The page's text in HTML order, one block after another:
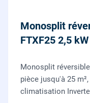
Monosplit
FTXF25 2,5 kW
Monosplit
pièce jusqu'à 25
climatisation